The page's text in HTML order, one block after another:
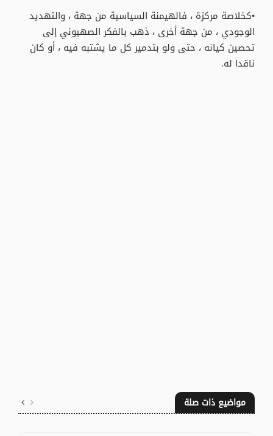
•كخلاصة مركزة ، فالهيمنة السياسية من جهة ، والتهديد
الوجودي ، من جهة أخرى ، ذهب بالفكر الصهيوني إلى
تحصين كيانه ، حتى ولو بتدمير كل ما يشتبه فيه ، أو كان
ناقدا له.
مواضيع ذات صلة